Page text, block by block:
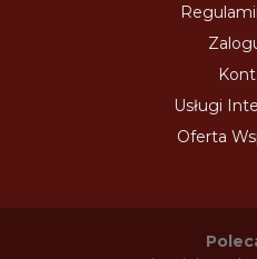
Usługi
Oferta